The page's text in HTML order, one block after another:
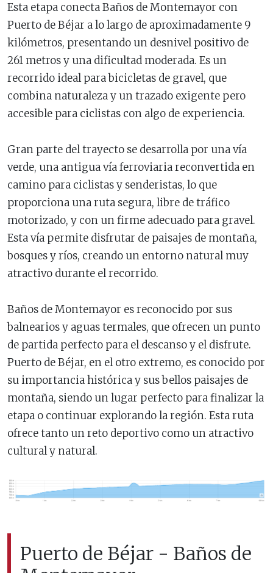
Esta etapa conecta Baños de Montemayor con
Puerto de Béjar a lo largo de aproximadamente 9
kilómetros, presentando un desnivel positivo de
261 metros y una dificultad moderada. Es un
recorrido ideal para bicicletas de gravel, que
combina naturaleza y un trazado exigente pero
accesible para ciclistas con algo de experiencia.
Gran parte del trayecto se desarrolla por una vía
verde, una antigua vía ferroviaria reconvertida en
camino para ciclistas y senderistas, lo que
proporciona una ruta segura, libre de tráfico
motorizado, y con un firme adecuado para gravel.
Esta vía permite disfrutar de paisajes de montaña,
bosques y ríos, creando un entorno natural muy
atractivo durante el recorrido.
Baños de Montemayor es reconocido por sus
balnearios y aguas termales, que ofrecen un punto
de partida perfecto para el descanso y el disfrute.
Puerto de Béjar, en el otro extremo, es conocido por
su importancia histórica y sus bellos paisajes de
montaña, siendo un lugar perfecto para finalizar la
etapa o continuar explorando la región. Esta ruta
ofrece tanto un reto deportivo como un atractivo
cultural y natural.
Puerto de Béjar - Baños de